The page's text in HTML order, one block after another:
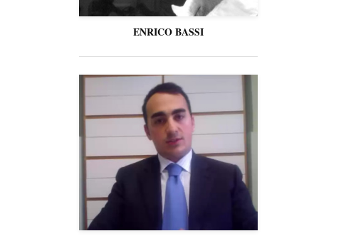
ENRICO BASSI